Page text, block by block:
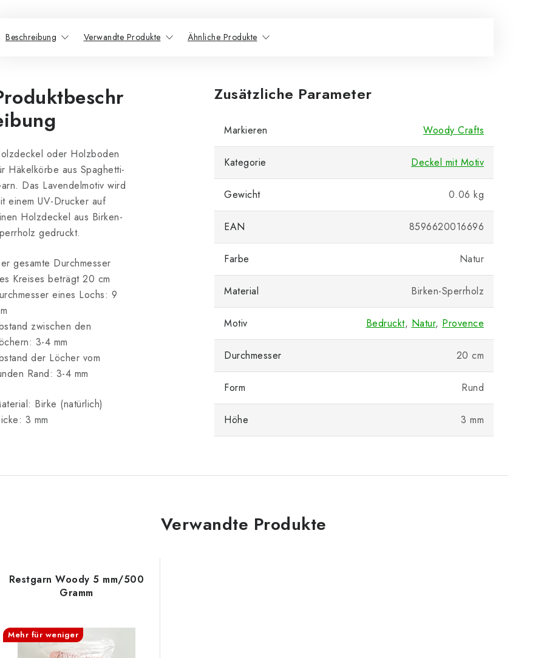
Beschreibung Verwandte Produkte Ähnliche Produkte
oder Holzboden
Häkelkörbe aus Spaghetti-
Das Lavendelmotiv wird
einem UV-Drucker auf
Holzdeckel aus Birken-
gedruckt.
gesamte Durchmesser
Kreises beträgt 20 cm
eines Lochs: 9
zwischen den
3-4 mm
der Löcher vom
Rand: 3-4 mm
Birke (natürlich)
3 mm
Zusätzliche Parameter
Markieren Woody Crafts
Kategorie Deckel mit Motiv
Gewicht 0.06 kg
EAN 8596620016696
Farbe Natur
Material Birken-Sperrholz
Motiv Bedruckt, Natur, Provence
Durchmesser 20 cm
Form Rund
Höhe 3 mm
Verwandte Produkte
Restgarn Woody 5 mm/500
Gramm
Mehr für weniger